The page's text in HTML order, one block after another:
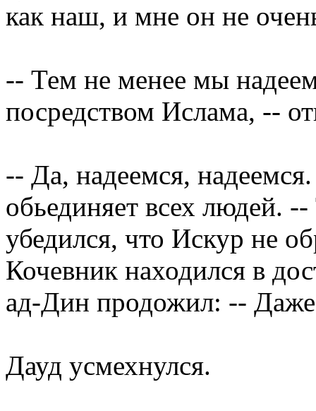
как наш, и мне он не
-- Тем не менее мы
посредством Ислама, --
-- Да, надеемся,
обьединяет всех людей.
убедился, что Искур не
Кочевник находился в
ад-Дин продожил: -- Даже
Дауд усмехнулся.